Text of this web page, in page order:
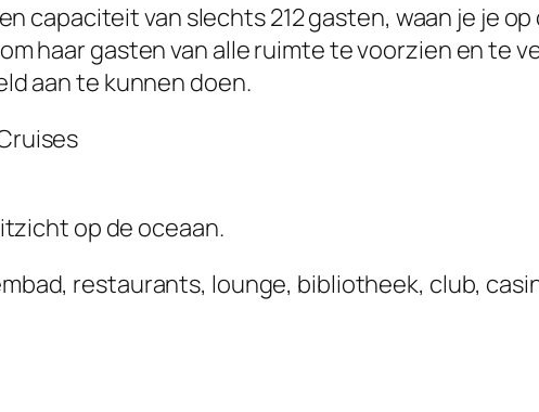
capaciteit van slechts 212 gasten, waan je je
haar gasten van alle ruimte te voorzien en te
aan te kunnen doen.
op de oceaan.
restaurants, lounge, bibliotheek, club,